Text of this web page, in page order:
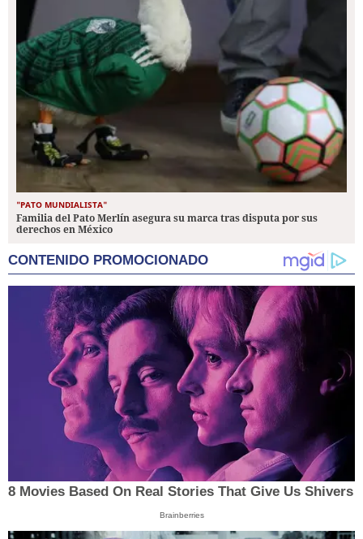
"PATO MUNDIALISTA"
Familia del Pato Merlín asegura su marca tras disputa por sus
derechos en México
CONTENIDO PROMOCIONADO
8 Movies Based On Real Stories That Give Us Shivers
Brainberries